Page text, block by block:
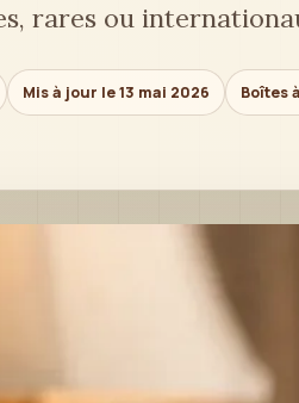
rares ou
Mis à jour le 13 mai 2026 Boîtes